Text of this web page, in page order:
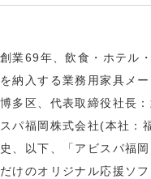
創業69年、飲食・ホテル
を納入する業務用家具メ
博多区、代表取締役社長
スパ福岡株式会社(本社：
史、以下、「アビスパ福
だけのオリジナル応援ソ